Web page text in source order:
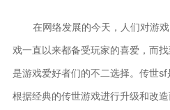
在网络发展的今天，人们对游
戏一直以来都备受玩家的喜爱，而
是游戏爱好者们的不二选择。传世
根据经典的传世游戏进行升级和改